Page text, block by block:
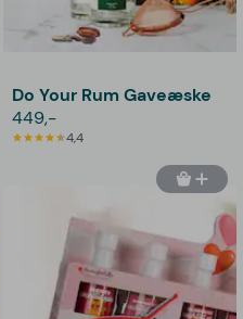
Do Your Rum Gaveæske
449,-
4,4